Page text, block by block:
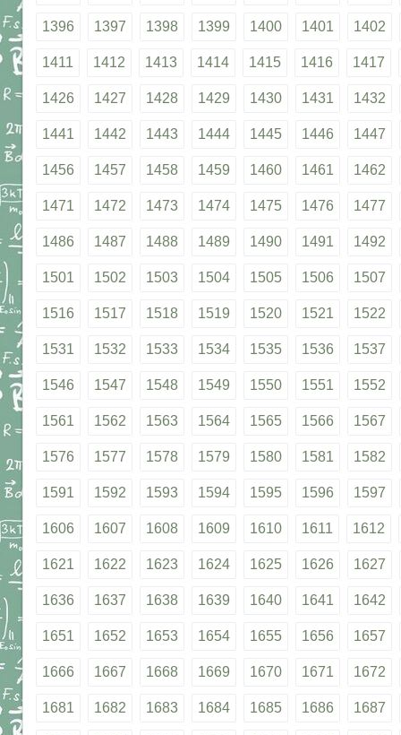
1396 1397 1398 1399 1400 1401 1402
1411 1412 1413 1414 1415 1416 1417
1426 1427 1428 1429 1430 1431 1432
1441 1442 1443 1444 1445 1446 1447
1456 1457 1458 1459 1460 1461 1462
1471 1472 1473 1474 1475 1476 1477
1486 1487 1488 1489 1490 1491 1492
1501 1502 1503 1504 1505 1506 1507
1516 1517 1518 1519 1520 1521 1522
1531 1532 1533 1534 1535 1536 1537
1546 1547 1548 1549 1550 1551 1552
1561 1562 1563 1564 1565 1566 1567
1576 1577 1578 1579 1580 1581 1582
1591 1592 1593 1594 1595 1596 1597
1606 1607 1608 1609 1610 1611 1612
1621 1622 1623 1624 1625 1626 1627
1636 1637 1638 1639 1640 1641 1642
1651 1652 1653 1654 1655 1656 1657
1666 1667 1668 1669 1670 1671 1672
1681 1682 1683 1684 1685 1686 1687